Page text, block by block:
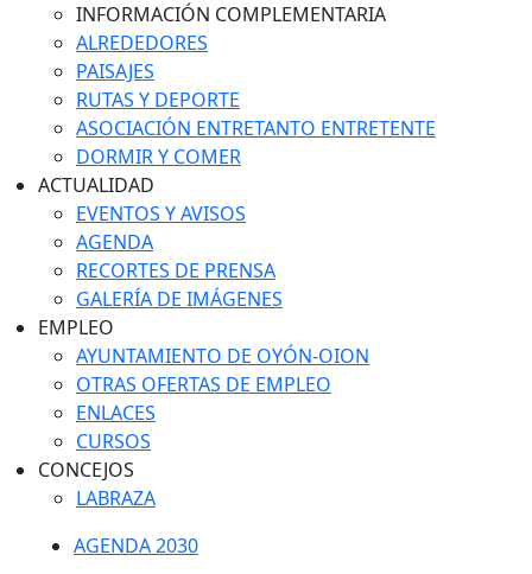
INFORMACIÓN COMPLEMENTARIA
ALREDEDORES
PAISAJES
RUTAS Y DEPORTE
ASOCIACIÓN ENTRETANTO ENTRETENTE
DORMIR Y COMER
ACTUALIDAD
EVENTOS Y AVISOS
AGENDA
RECORTES DE PRENSA
GALERÍA DE IMÁGENES
EMPLEO
AYUNTAMIENTO DE OYÓN-OION
OTRAS OFERTAS DE EMPLEO
ENLACES
CURSOS
CONCEJOS
LABRAZA
AGENDA 2030